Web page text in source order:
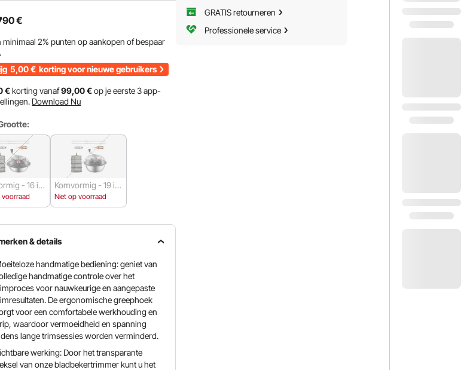
90€
minimaal2% punten op aankopen of bespaar
.
5,00 € korting voor nieuwe gebruikers
€korting vanaf99,00 €op je eerste 3 app-
Download Nu
- 16 in
voorraad
Komvormig - 19 in
ch
Niet op voorraad
& details
handmatige bediening: geniet van
handmatige controle over het
voor nauwkeurige en aangepaste
De ergonomische greephoek
voor een comfortabele werkhouding en
waardoor vermoeidheid en spanning
lange trimsessies worden verminderd.
werking: Door het transparante
van onze bladbekertrimmer kunt u het
GRATIS retourneren
Professionele service